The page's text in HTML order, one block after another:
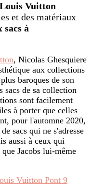
Louis Vuitton
et des matériaux
sacs à
, Nicolas Ghesquiere
aux collections
baroques de son
sacs de sa collection
sont facilement
à porter que celles
pour l'automne 2020,
sacs qui ne s'adresse
aussi à ceux qui
Jacobs lui-même
Vuitton Pont 9